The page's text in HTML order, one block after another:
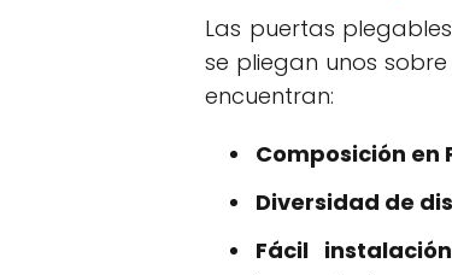
Las puertas
se pliegan unos
encuentran:
Composición en
Diversidad de
Fácil